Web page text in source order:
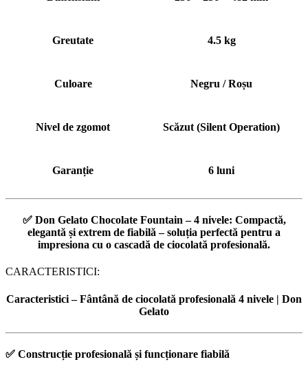
Greutate 4.5 kg
Culoare Negru / Roșu
Nivel de zgomot Scăzut (Silent Operation)
Garanție 6 luni
✅ Don Gelato Chocolate Fountain – 4 nivele: Compactă,
elegantă și extrem de fiabilă – soluția perfectă pentru a
impresiona cu o cascadă de ciocolată profesională.
CARACTERISTICI:
Caracteristici – Fântână de ciocolată profesională 4 nivele | Don
Gelato
✅ Construcție profesională și funcționare fiabilă